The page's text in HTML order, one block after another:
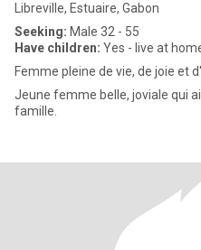
Libreville, Estuaire, Gabon
Seeking: Male 32 - 55
Have children: Yes - live at
Femme pleine de vie, de joie et
Jeune femme belle, joviale qui
famille.